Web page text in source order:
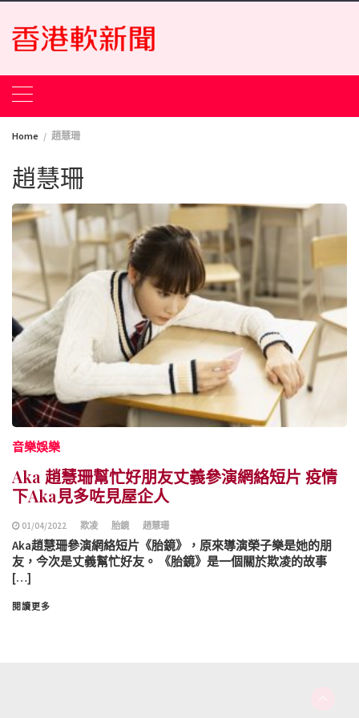
Skip
content
Home 趙慧珊
趙慧珊
音樂娛樂
Aka 趙慧珊幫忙好朋友丈義參演網絡短片 疫情
下Aka見多咗見屋企人
01/04/2022 欺凌 胎鏡 趙慧珊
Aka趙慧珊參演網絡短片《胎鏡》，原來導演榮子樂是她的朋
友，今次是丈義幫忙好友。 《胎鏡》是一個關於欺凌的故事
[…]
閱讀更多